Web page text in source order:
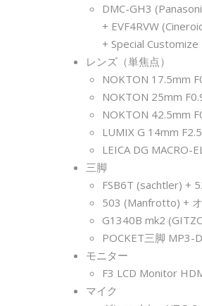
DMC-GH3
+ EVF4RVW
+ Special
レンズ（単焦点）
NOKTON 17.5mm
NOKTON 25mm
NOKTON 42.5mm
LUMIX G 14mm
LEICA DG MACRO-
三脚
FSB6T (sachtler) +
503 (Manfrotto) +
G1340B mk2
POCKET三脚 MP3-
モニター
F3 LCD Monitor
マイク